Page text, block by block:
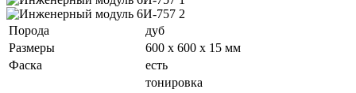
Порода
дуб
Размеры
600 х 600 х 15 мм
Фаска
есть
тонировка